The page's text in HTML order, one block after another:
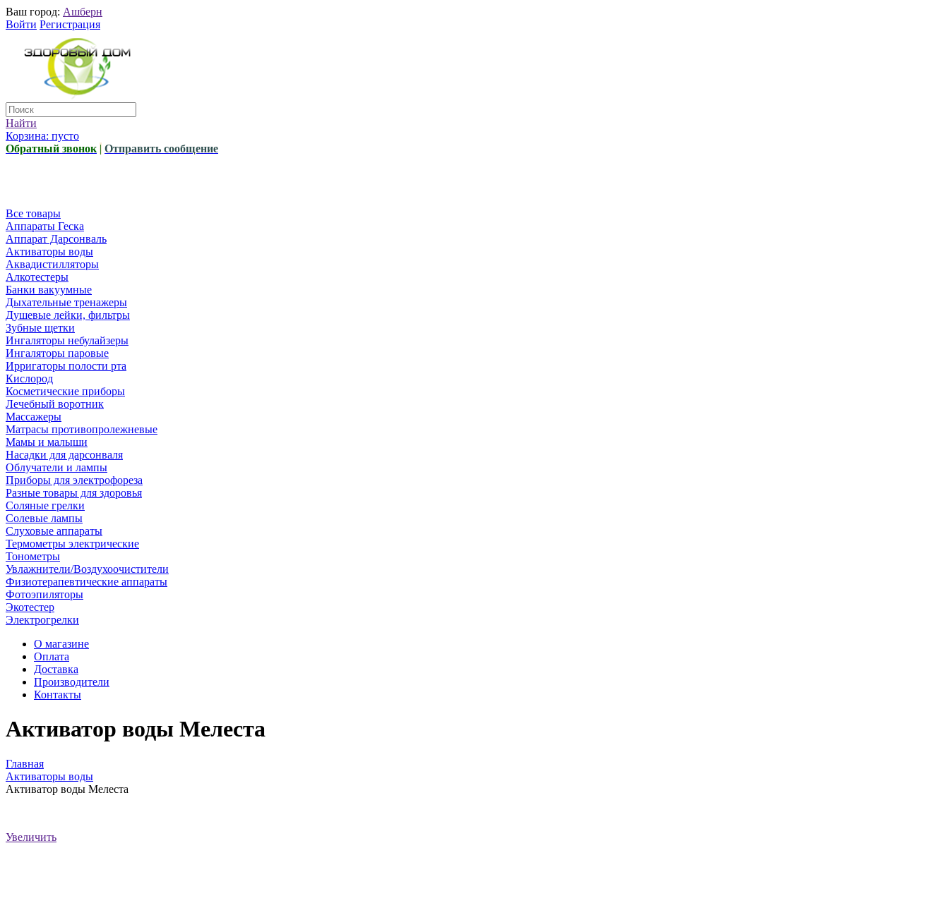
Ваш город: Ашберн
Войти Регистрация
Найти
Корзина: пусто
Обратный звонок | Отправить сообщение
Все товары
Аппараты Геска
Аппарат Дарсонваль
Активаторы воды
Аквадистилляторы
Алкотестеры
Банки вакуумные
Дыхательные тренажеры
Душевые лейки, фильтры
Зубные щетки
Ингаляторы небулайзеры
Ингаляторы паровые
Ирригаторы полости рта
Кислород
Косметические приборы
Лечебный воротник
Массажеры
Матрасы противопролежневые
Мамы и малыши
Насадки для дарсонваля
Облучатели и лампы
Приборы для электрофореза
Разные товары для здоровья
Соляные грелки
Солевые лампы
Слуховые аппараты
Термометры электрические
Тонометры
Увлажнители/Воздухоочистители
Физиотерапевтические аппараты
Фотоэпиляторы
Экотестер
Электрогрелки
О магазине
Оплата
Доставка
Производители
Контакты
Активатор воды Мелеста
Главная
Активаторы воды
Активатор воды Мелеста
Увеличить